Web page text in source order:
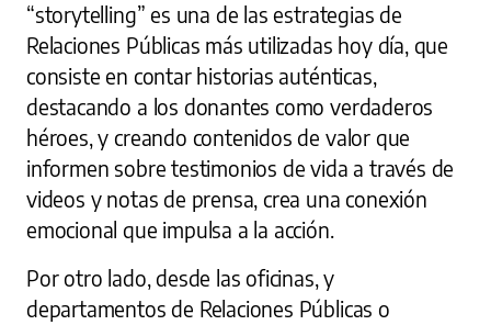
“storytelling” es una de las estrategias de
Relaciones Públicas más utilizadas hoy día, que
consiste en contar historias auténticas,
destacando a los donantes como verdaderos
héroes, y creando contenidos de valor que
informen sobre testimonios de vida a través de
videos y notas de prensa, crea una conexión
emocional que impulsa a la acción.
Por otro lado, desde las oficinas, y
departamentos de Relaciones Públicas o